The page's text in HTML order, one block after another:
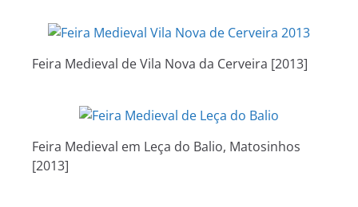
Feira Medieval de Vila Nova da Cerveira [2013]
Feira Medieval em Leça do Balio, Matosinhos
[2013]